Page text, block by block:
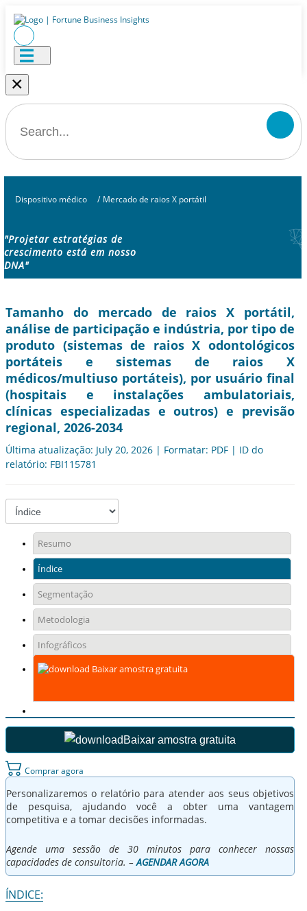
×
Dispositivo médico / Mercado de raios X portátil
"Projetar estratégias de
crescimento está em nosso
DNA"
Tamanho do mercado de raios X portátil,
análise de participação e indústria, por tipo de
produto (sistemas de raios X odontológicos
portáteis e sistemas de raios X
médicos/multiuso portáteis), por usuário final
(hospitais e instalações ambulatoriais,
clínicas especializadas e outros) e previsão
regional, 2026-2034
Última atualização: July 20, 2026 | Formatar: PDF | ID do
relatório: FBI115781
Resumo
Índice
Segmentação
Metodologia
Infográficos
Baixar amostra gratuita
Baixar amostra gratuita
Comprar agora
Personalizaremos o relatório para atender aos seus objetivos
de pesquisa, ajudando você a obter uma vantagem
competitiva e a tomar decisões informadas.
Agende uma sessão de 30 minutos para conhecer nossas
capacidades de consultoria. –AGENDAR AGORA
ÍNDICE: